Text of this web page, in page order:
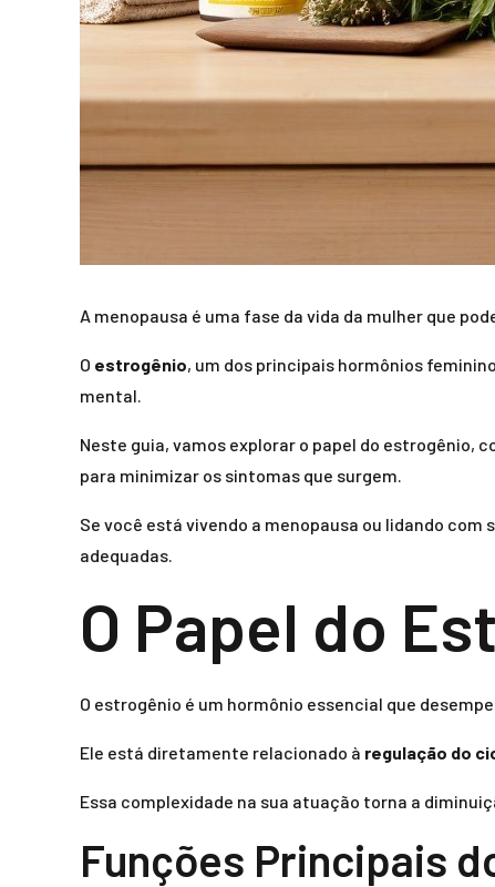
A menopausa é uma fase da vida da mulher que
O estrogênio, um dos principais hormônios
mental.
Neste guia, vamos explorar o papel do estrogênio,
para minimizar os sintomas que surgem.
Se você está vivendo a menopausa ou lidando
adequadas.
O Papel do
O estrogênio é um hormônio essencial que
Ele está diretamente relacionado à regulação do
Essa complexidade na sua atuação torna a
Funções Principais